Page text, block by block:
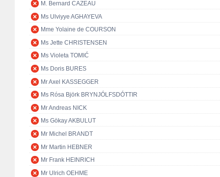
M. Bernard CAZEAU
Ms Ulviyye AGHAYEVA
Mme Yolaine de COURSON
Ms Jette CHRISTENSEN
Ms Violeta TOMIĆ
Ms Doris BURES
Mr Axel KASSEGGER
Ms Rósa Björk BRYNJÓLFSDÓTTIR
Mr Andreas NICK
Ms Gökay AKBULUT
Mr Michel BRANDT
Mr Martin HEBNER
Mr Frank HEINRICH
Mr Ulrich OEHME